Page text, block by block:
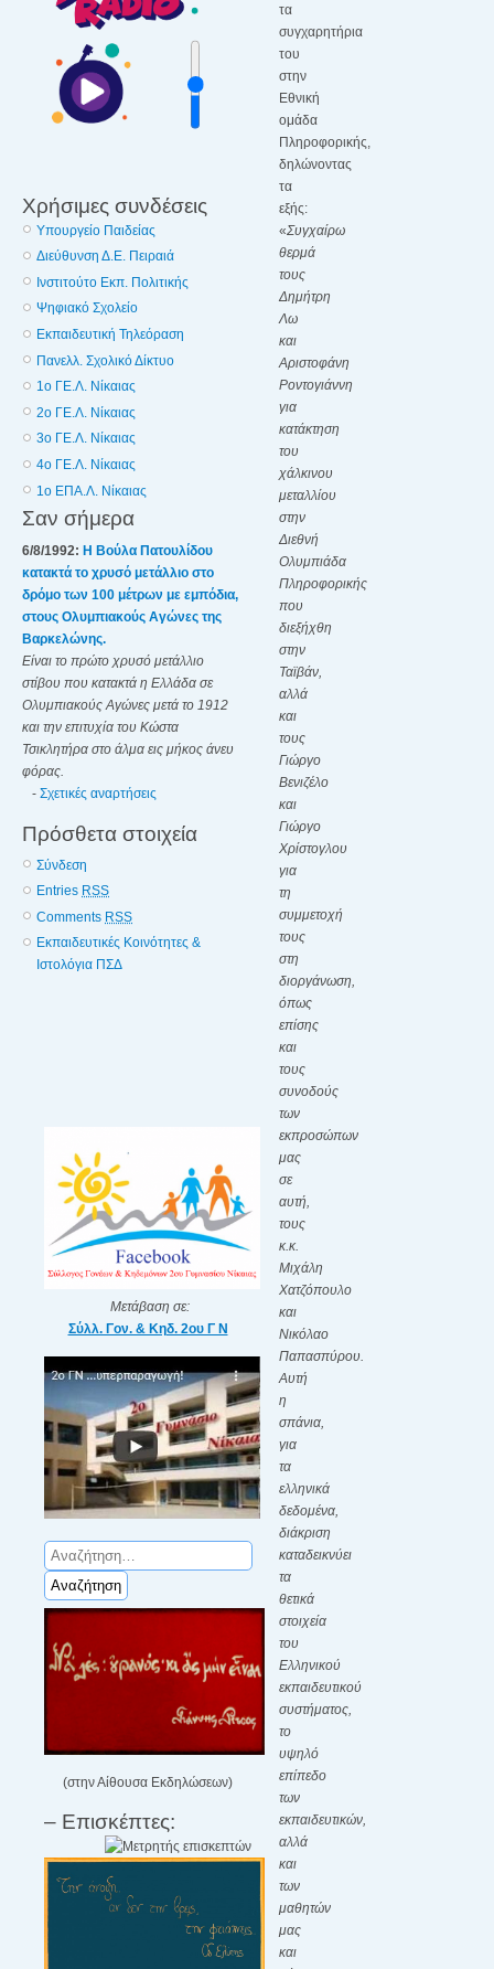
Χρήσιμες συνδέσεις
Υπουργείο Παιδείας
Διεύθυνση Δ.Ε. Πειραιά
Ινστιτούτο Εκπ. Πολιτικής
Ψηφιακό Σχολείο
Εκπαιδευτική Τηλεόραση
Πανελλ. Σχολικό Δίκτυο
1ο ΓΕ.Λ. Νίκαιας
2o ΓΕ.Λ. Νίκαιας
3o ΓΕ.Λ. Νίκαιας
4o ΓΕ.Λ. Νίκαιας
1o ΕΠΑ.Λ. Νίκαιας
Σαν σήμερα
6/8/1992: Η Βούλα Πατουλίδου
κατακτά το χρυσό μετάλλιο στο
δρόμο των 100 μέτρων με εμπόδια,
στους Ολυμπιακούς Αγώνες της
Βαρκελώνης.
Είναι το πρώτο χρυσό μετάλλιο
στίβου που κατακτά η Ελλάδα σε
Ολυμπιακούς Αγώνες μετά το 1912
και την επιτυχία του Κώστα
Τσικλητήρα στο άλμα εις μήκος άνευ
φόρας.
- Σχετικές αναρτήσεις
Πρόσθετα στοιχεία
Σύνδεση
Entries RSS
Comments RSS
Εκπαιδευτικές Κοινότητες &
Ιστολόγια ΠΣΔ
τα
συγχαρητήρια
του
στην
Εθνική
ομάδα
Πληροφορικής,
δηλώνοντας
τα
εξής:
«Συγχαίρω
θερμά
τους
Δημήτρη
Λω
και
Αριστοφάνη
Ροντογιάννη
για
κατάκτηση
του
χάλκινου
μεταλλίου
στην
Διεθνή
Ολυμπιάδα
Πληροφορικής
που
διεξήχθη
στην
Ταϊβάν,
αλλά
και
τους
Γιώργο
Βενιζέλο
και
Γιώργο
Χρίστογλου
για
τη
συμμετοχή
τους
στη
διοργάνωση,
όπως
επίσης
και
τους
συνοδούς
των
εκπροσώπων
μας
σε
αυτή,
τους
κ.κ.
Μιχάλη
Χατζόπουλο
και
Νικόλαο
Παπασπύρου.
Αυτή
η
σπάνια,
για
τα
ελληνικά
δεδομένα,
διάκριση
καταδεικνύει
τα
θετικά
στοιχεία
του
Ελληνικού
εκπαιδευτικού
συστήματος,
το
υψηλό
επίπεδο
των
εκπαιδευτικών,
αλλά
και
των
μαθητών
μας
και
Μετάβαση σε:
Σύλλ. Γον. & Κηδ. 2ου Γ Ν
Αναζήτηση
για:
(στην Αίθουσα Εκδηλώσεων)
– Επισκέπτες: